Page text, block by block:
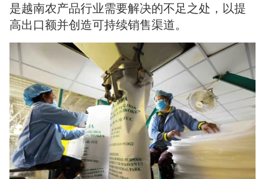
是越南农产品行业需要解决的不足之处，以提
高出口额并创造可持续销售渠道。